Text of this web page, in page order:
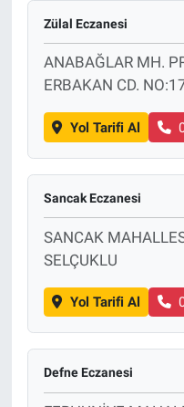
Zülal Eczanesi
ANABAĞLAR MH.
ERBAKAN CD.
Yol Tarifi Al
Sancak Eczanesi
SANCAK
SELÇUKLU
Yol Tarifi Al
Defne Eczanesi